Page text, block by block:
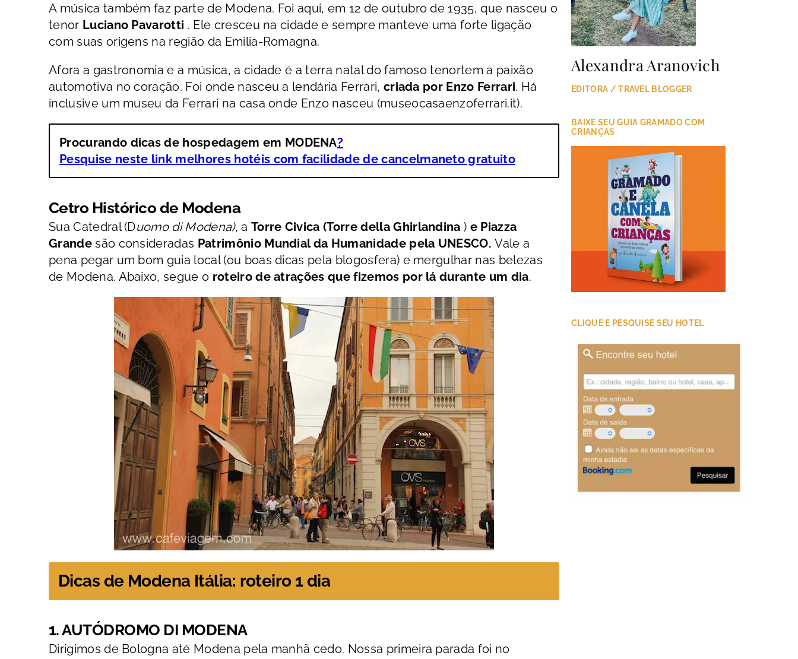
A música também faz parte de Modena. Foi aqui, em 12 de outubro de 1935, que nasceu o
tenor Luciano Pavarotti . Ele cresceu na cidade e sempre manteve uma forte ligação
com suas origens na região da Emilia-Romagna.
Afora a gastronomia e a música, a cidade é a terra natal do famoso tenortem a paixão
automotiva no coração. Foi onde nasceu a lendária Ferrari, criada por Enzo Ferrari. Há
inclusive um museu da Ferrari na casa onde Enzo nasceu (museocasaenzoferrari.it).
Procurando dicas de hospedagem em MODENA?
Pesquise neste link melhores hotéis com facilidade de cancelmaneto gratuito
Cetro Histórico de Modena
Sua Catedral (Duomo di Modena), a Torre Civica (Torre della Ghirlandina ) e Piazza
Grandesão consideradas Patrimônio Mundial da Humanidade pela UNESCO.Vale a
pena pegar um bom guia local (ou boas dicas pela blogosfera) e mergulhar nas belezas
de Modena. Abaixo, segue o roteiro de atrações que fizemos por lá durante um dia.
Dicas de Modena Itália: roteiro 1 dia
1. AUTÓDROMO DI MODENA
Dirigimos de Bologna até Modena pela manhã cedo. Nossa primeira parada foi no
Alexandra Aranovich
EDITORA / TRAVEL BLOGGER
BAIXE SEU GUIA GRAMADO COM
CRIANÇAS
CLIQUE E PESQUISE SEU HOTEL